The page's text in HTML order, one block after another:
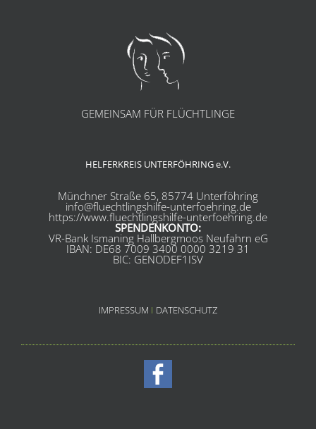
GEMEINSAM FÜR FLÜCHTLINGE
HELFERKREIS UNTERFÖHRING e.V.
Münchner Straße 65, 85774 Unterföhring
info@fluechtlingshilfe-unterfoehring.de
https://www.fluechtlingshilfe-unterfoehring.de
SPENDENKONTO:
VR-Bank Ismaning Hallbergmoos Neufahrn eG
IBAN: DE68 7009 3400 0000 3219 31
BIC: GENODEF1ISV
IMPRESSUM I DATENSCHUTZ